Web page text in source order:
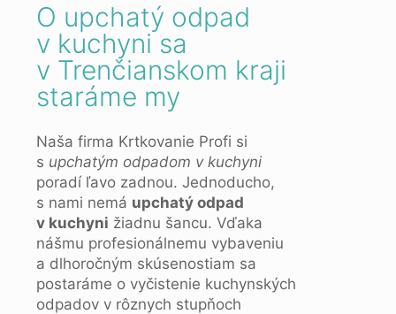
O upchatý odpad
v kuchyni sa
v Trenčianskom kraji
staráme my
Naša firma Krtkovanie Profi si
s upchatým odpadom v kuchyni
poradí ľavo zadnou. Jednoducho,
s nami nemá upchatý odpad
v kuchyni žiadnu šancu. Vďaka
nášmu profesionálnemu vybaveniu
a dlhoročným skúsenostiam sa
postaráme o vyčistenie kuchynských
odpadov v rôznych stupňoch